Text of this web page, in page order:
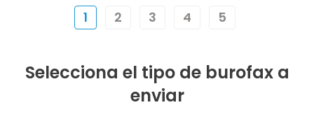
1 2 3 4 5
Selecciona el tipo de burofax a
enviar